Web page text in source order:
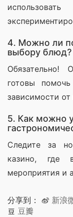
4. Можно ли
выбору блюд?
Обязательно!
готовы
зависимости
5. Как можно
Следите за
казино, где
мероприятия и
分享到： 新浪
豆瓣